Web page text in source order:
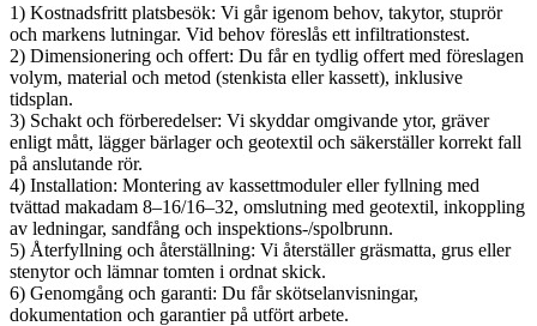
1) Kostnadsfritt platsbesök: Vi går igenom behov, takytor, stuprör
och markens lutningar. Vid behov föreslås ett infiltrationstest.
2) Dimensionering och offert: Du får en tydlig offert med föreslagen
volym, material och metod (stenkista eller kassett), inklusive
tidsplan.
3) Schakt och förberedelser: Vi skyddar omgivande ytor, gräver
enligt mått, lägger bärlager och geotextil och säkerställer korrekt fall
på anslutande rör.
4) Installation: Montering av kassettmoduler eller fyllning med
tvättad makadam 8–16/16–32, omslutning med geotextil, inkoppling
av ledningar, sandfång och inspektions-/spolbrunn.
5) Återfyllning och återställning: Vi återställer gräsmatta, grus eller
stenytor och lämnar tomten i ordnat skick.
6) Genomgång och garanti: Du får skötselanvisningar,
dokumentation och garantier på utfört arbete.